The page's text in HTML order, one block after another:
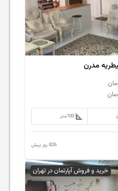
100متر
826 روز پیش
خرید و فروش آپارتمان در تهران